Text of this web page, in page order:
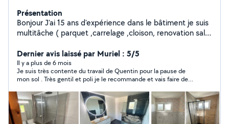
Présentation
Bonjour J'ai 15 ans d'expérience dans le bâtiment je suis
multitâche ( parquet ,carrelage ,cloison, renovation salle
pose de menuiserie diverses)
Dernier avis laissé par Muriel : 5/5
Il y a plus de 6 mois
Je suis très contente du travail de Quentin pour la pause de
mon sol . Très gentil et poli je le recommande et vais faire de